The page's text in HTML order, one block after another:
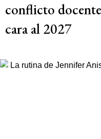
conflicto
cara al 2027